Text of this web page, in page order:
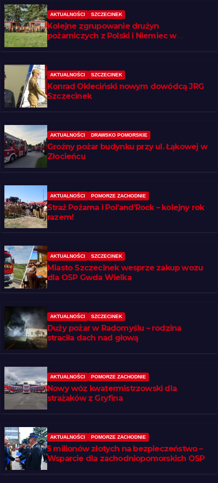
AKTUALNOŚCI SZCZECINEK
Kolejne zgrupowanie drużyn
pożarniczych z Polski i Niemiec w
AKTUALNOŚCI SZCZECINEK
Konrad Okleciński nowym dowódcą JRG
Szczecinek
AKTUALNOŚCI DRAWSKO POMORSKIE
Groźny pożar budynku przy ul. Łąkowej w
Złocieńcu
AKTUALNOŚCI POMORZE ZACHODNIE
Straż Pożarna i Pol’and’Rock – kolejny rok
razem!
AKTUALNOŚCI SZCZECINEK
Miasto Szczecinek wesprze zakup wozu
dla OSP Gwda Wielka
AKTUALNOŚCI SZCZECINEK
Duży pożar w Radomyślu – rodzina
straciła dach nad głową
AKTUALNOŚCI POMORZE ZACHODNIE
Nowy wóz kwatermistrzowski dla
strażaków z Gryfina
AKTUALNOŚCI POMORZE ZACHODNIE
5 milionów złotych na bezpieczeństwo –
Wsparcie dla zachodniopomorskich OSP